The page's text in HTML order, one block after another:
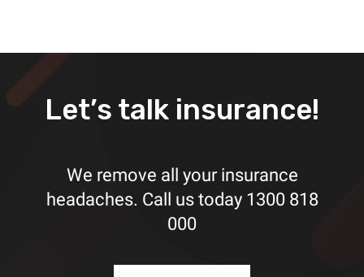
Let’s talk insurance!
We remove all your insurance
headaches. Call us today 1300 818
000